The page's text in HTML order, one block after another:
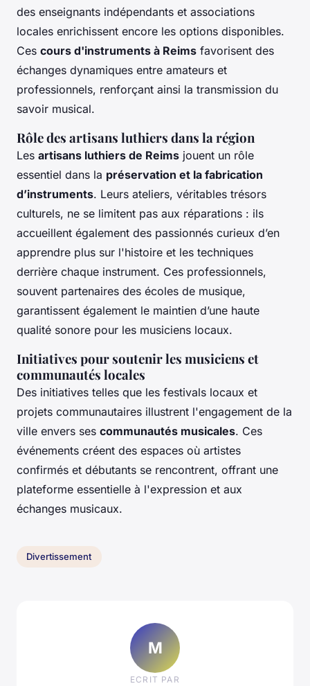
des enseignants indépendants et associations
locales enrichissent encore les options disponibles.
Ces cours d'instruments à Reims favorisent des
échanges dynamiques entre amateurs et
professionnels, renforçant ainsi la transmission du
savoir musical.
Rôle des artisans luthiers dans la région
Les artisans luthiers de Reims jouent un rôle
essentiel dans la préservation et la fabrication
d’instruments. Leurs ateliers, véritables trésors
culturels, ne se limitent pas aux réparations : ils
accueillent également des passionnés curieux d’en
apprendre plus sur l'histoire et les techniques
derrière chaque instrument. Ces professionnels,
souvent partenaires des écoles de musique,
garantissent également le maintien d’une haute
qualité sonore pour les musiciens locaux.
Initiatives pour soutenir les musiciens et
communautés locales
Des initiatives telles que les festivals locaux et
projets communautaires illustrent l'engagement de la
ville envers ses communautés musicales. Ces
événements créent des espaces où artistes
confirmés et débutants se rencontrent, offrant une
plateforme essentielle à l'expression et aux
échanges musicaux.
Divertissement
M
ECRIT PAR